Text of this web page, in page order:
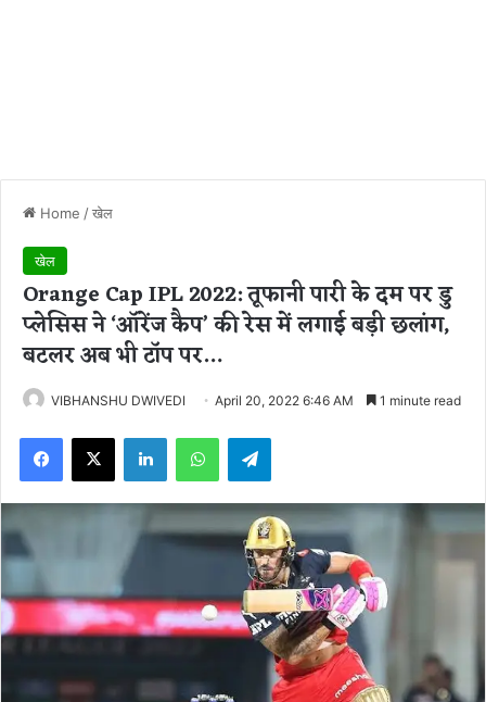
Home /खेल
खेल
Orange Cap IPL 2022: तूफानी पारी के दम पर डु
प्लेसिस ने ‘ऑरेंज कैप’ की रेस में लगाई बड़ी छलांग,
बटलर अब भी टॉप पर…
VIBHANSHU DWIVEDI April 20, 2022 6:46 AM 1 minute read